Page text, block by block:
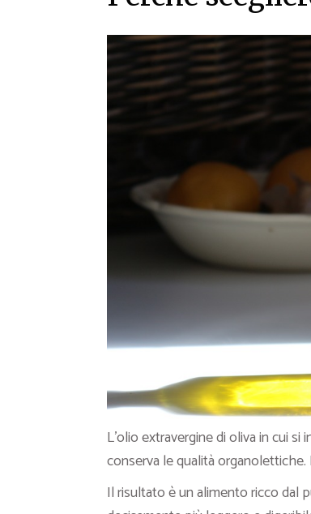
L’olio extravergine di oliva in cui
conserva le qualità
Il risultato è un alimento ricco dal